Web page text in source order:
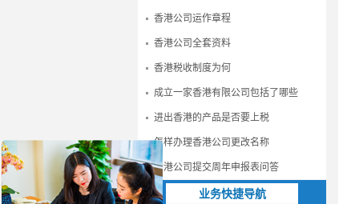
香港公司运作章程
香港公司全套资料
香港税收制度为何
成立一家香港有限公司包括了哪些
进出香港的产品是否要上税
怎样办理香港公司更改名称
香港公司提交周年申报表问答
业务快捷导航